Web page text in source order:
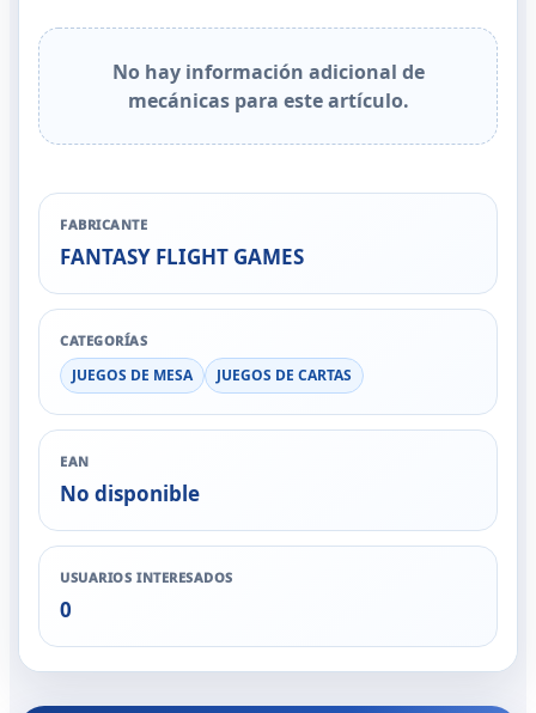
No hay información adicional de
mecánicas para este artículo.
FABRICANTE
FANTASY FLIGHT GAMES
CATEGORÍAS
JUEGOS DE MESA JUEGOS DE CARTAS
EAN
No disponible
USUARIOS INTERESADOS
0